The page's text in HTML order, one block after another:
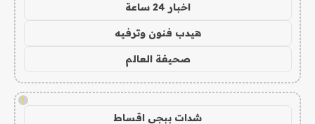
اخبار 24 ساعة
هيدب فنون وترفيه
صحيفة العالم
!
شدات ببجي اقساط